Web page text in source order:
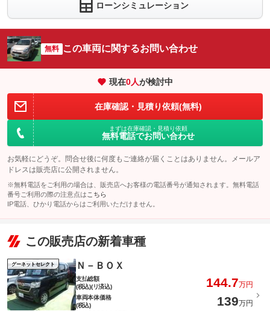
ローンシミュレーション
無料 この車両に関するお問い合わせ
現在0人が検討中
在庫確認・見積り依頼(無料)
まずは在庫確認・見積り依頼
無料電話でお問い合わせ
お気軽にどうぞ。問合せ後に何度もご連絡が届くことはありません。メールア
ドレスは販売店に公開されません。
※無料電話をご利用の場合は、販売店へお客様の電話番号が通知されます。無料電話
番号ご利用の際の注意点は こちら
IP電話、ひかり電話からはご利用いただけません。
この販売店の新着車種
グーネットセレクト Ｎ－ＢＯＸ
支払総額
(税込)(リ済込)
144.7万円
車両本体価格
(税込)
139万円